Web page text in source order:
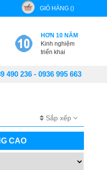
GIỎ HÀNG ()
HƠN 10 NĂM
Kinh nghiệm
triển khai
490 236 - 0936 995 663
Sắp xếp
CAO